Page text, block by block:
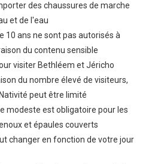
des chaussures de marche
et de l'eau
10 ans ne sont pas autorisés à
du contenu sensible
visiter Bethléem et Jéricho
du nombre élevé de visiteurs,
peut être limité
modeste est obligatoire pour les
et épaules couverts
changer en fonction de votre jour